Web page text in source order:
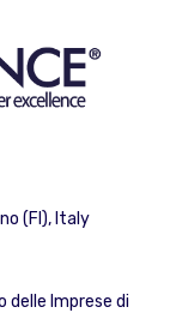
TE
(FI), Italy
delle Imprese di